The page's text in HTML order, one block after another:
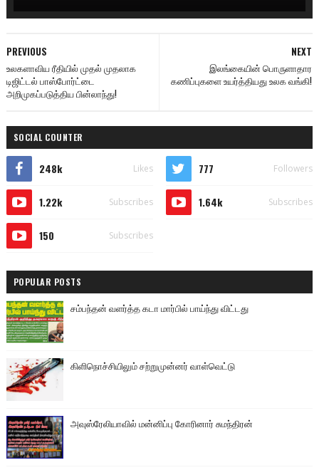
NEXT
இலங்கையின் பொருளாதார
கணிப்புகளை உயர்த்தியது உலக வங்கி!
PREVIOUS
உலகளாவிய ரீதியில் முதல் முதலாக
டிஜிட்டல் பாஸ்போர்ட்டை
அறிமுகப்படுத்திய பின்லாந்து!
SOCIAL COUNTER
248k Likes 777 Followers
1.22k Subscribes 1.64k Subscribes
150 Subscribes
POPULAR POSTS
சம்பந்தன் வளர்த்த கடா மார்பில் பாய்ந்து விட்டது
கிளிநொச்சியிலும் சற்றுமுன்னர் வாள்வெட்டு
அவுஸ்ரேலியாவில் மன்னிப்பு கோரினார் சுமந்திரன்